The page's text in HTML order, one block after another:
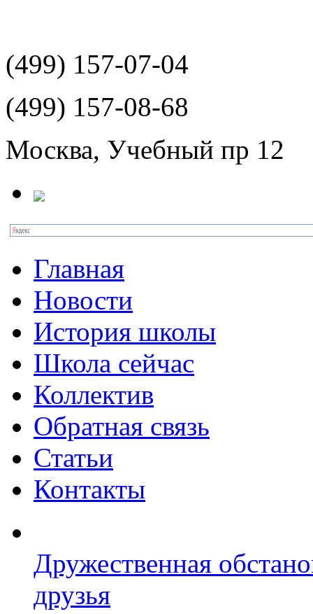
(499) 157-07-04
(499) 157-08-68
Москва, Учебный пр 12
Главная
Новости
История школы
Школа сейчас
Коллектив
Обратная связь
Статьи
Контакты
Дружественная
друзья